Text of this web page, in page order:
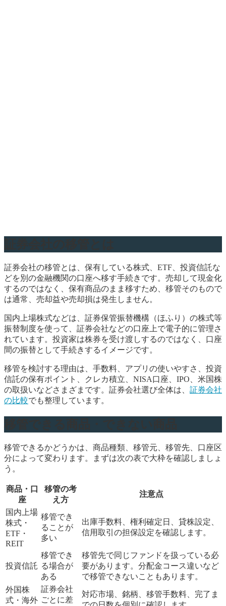
証券会社の移管とは、保有している株式、ETF、投資信託な
どを別の金融機関の口座へ移す手続きです。売却して現金化
するのではなく、保有商品のまま移すため、移管そのもので
は通常、売却益や売却損は発生しません。
国内上場株式などは、証券保管振替機構（ほふり）の株式等
振替制度を使って、証券会社などの口座上で電子的に管理さ
れています。投資家は株券を受け渡しするのではなく、口座
間の振替として手続きするイメージです。
移管を検討する理由は、手数料、アプリの使いやすさ、投資
信託の保有ポイント、クレカ積立、NISA口座、IPO、米国株
の取扱いなどさまざまです。証券会社選び全体は、 証券会社
の比較でも整理しています。
移管できるかどうかは、商品種類、移管元、移管先、口座区
分によって変わります。まずは次の表で大枠を確認しましょ
う。
商品・口
座
移管の考
え方
注意点
国内上場
株式・
ETF・
REIT
移管でき
ることが
多い
出庫手数料、権利確定日、貸株設定、
信用取引の担保設定を確認します。
投資信託
移管でき
る場合が
ある
移管先で同じファンドを扱っている必
要があります。分配金コース違いなど
で移管できないこともあります。
外国株
式・海外
証券会社
ごとに差
対応市場、銘柄、移管手数料、完了ま